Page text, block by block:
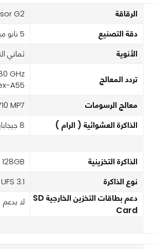
الرقاقة G2
دقة التصنيع 5 نانو ميتر
الأنوية ثماني
تردد المعالج
GHz
A55
معالج الرسومات MP7
الذاكرة العشوائية ( الرام ) 8 جيجابايت
الذاكرة التخزينية 128GB
نوع الذاكرة UFS 3.1
دعم بطاقات التخزين الخارجية SD
Card
لا يدعم